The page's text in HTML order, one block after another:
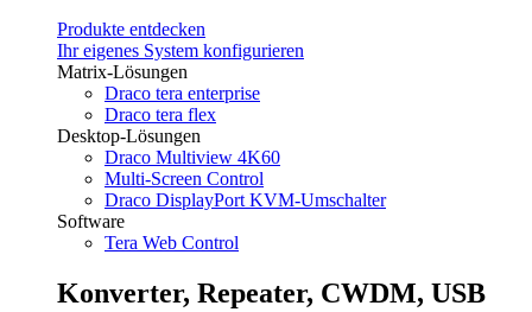
Produkte entdecken
Ihr eigenes System konfigurieren
Matrix-Lösungen
Draco tera enterprise
Draco tera flex
Desktop-Lösungen
Draco Multiview 4K60
Multi-Screen Control
Draco DisplayPort KVM-Umschalter
Software
Tera Web Control
Konverter, Repeater, CWDM, USB